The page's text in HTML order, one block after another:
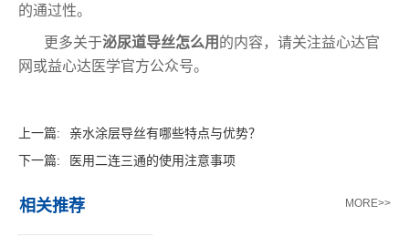
的通过性。
更多关于泌尿道导丝怎么用 的内容，请关注益心达官
网或益心达医学官方公众号。
上一篇:
亲水涂层导丝有哪些特点与优势？
下一篇:
医用二连三通的使用注意事项
相关推荐 MORE>>